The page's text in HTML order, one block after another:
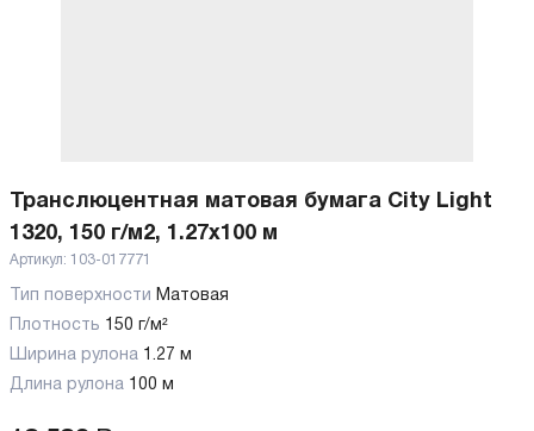
Транслюцентная матовая бумага City Light
1320, 150 г/м2, 1.27x100 м
Артикул: 103-017771
Тип поверхности Матовая
Плотность 150 г/м²
Ширина рулона 1.27 м
Длина рулона 100 м